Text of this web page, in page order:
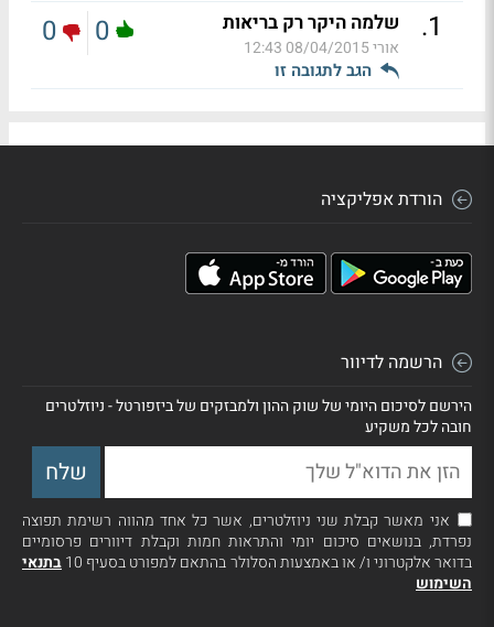
1
. שלמה היקר רק בריאות
אורי08/04/2015 12:43
הגב לתגובה זו
0
0
הורדת אפליקציה
הרשמה לדיוור
הירשם לסיכום היומי של שוק ההון ולמבזקים של ביזפורטל - ניוזלטרים
חובה לכל משקיע
אני מאשר קבלת שני ניוזלטרים, אשר כל אחד מהווה רשימת תפוצה
נפרדת, בנושאים סיכום יומי והתראות חמות וקבלת דיוורים פרסומיים
בדואר אלקטרוני ו/ או באמצעות הסלולר בהתאם למפורט בסעיף 10
בתנאי
השימוש